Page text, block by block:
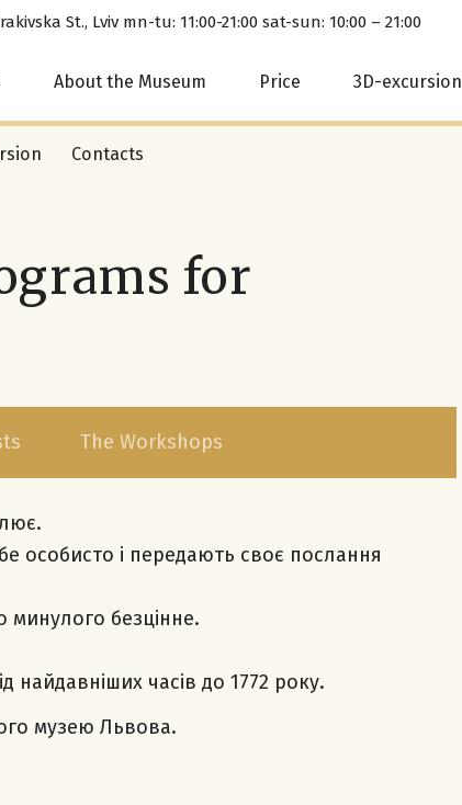
St., Lviv mn-tu: 11:00-21:00 sat-sun: 10:00 – 21:00
About the Museum Price 3D-excursion
Contacts
for
The Workshops
особисто і передають своє послання
минулого безцінне.
найдавніших часів до 1772 року.
музею Львова.